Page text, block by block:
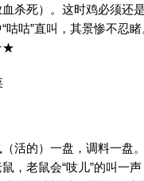
杀死）。这时鸡必须还
咕咕”直叫，其景惨不忍睹
活的）一盘，调料一盘
，老鼠会“吱儿”的叫一